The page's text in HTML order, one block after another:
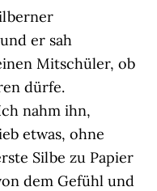
er sah
Mitschüler, ob
dürfe.
nahm ihn,
etwas, ohne
Silbe zu Papier
dem Gefühl und